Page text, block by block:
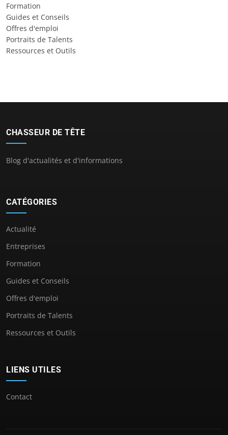
Formation
Guides et Conseils
Offres d'emploi
Portraits de Talents
Ressources et Outils
CHASSEUR DE TÊTE
Blog d'actualités et d'informations
CATÉGORIES
Actualité
Entreprises
Formation
Guides et Conseils
Offres d'emploi
Portraits de Talents
Ressources et Outils
LIENS UTILES
Contact